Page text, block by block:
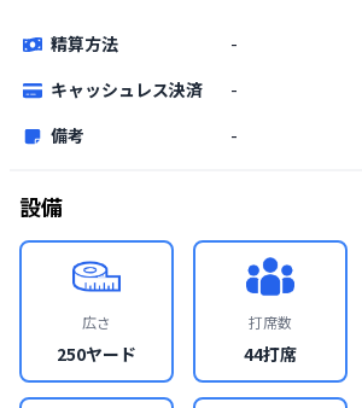
精算方法
-
キャッシュレス決済
-
備考
-
設備
広さ
250ヤード
打席数
44打席